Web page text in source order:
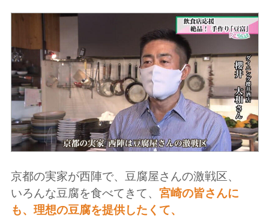
京都の実家が西陣で、豆腐屋さんの激戦区、
いろんな豆腐を食べてきて、 宮崎の皆さんに
も、理想の豆腐を提供したくて、